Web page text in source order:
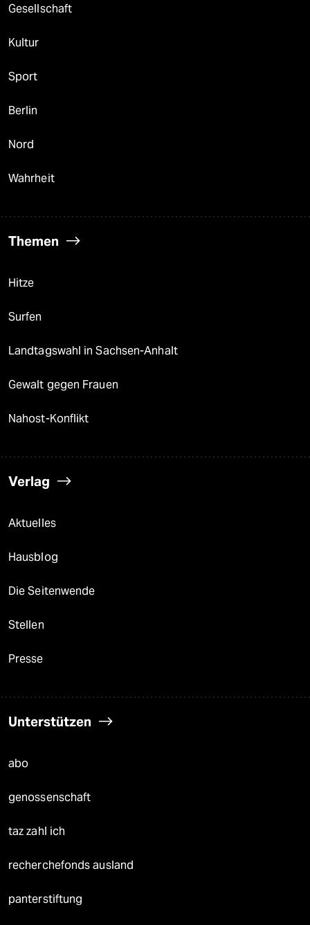
Gesellschaft
Kultur
Sport
Berlin
Nord
Wahrheit
Themen
Hitze
Surfen
Landtagswahl in Sachsen-Anhalt
Gewalt gegen Frauen
Nahost-Konflikt
Verlag
Aktuelles
Hausblog
Die Seitenwende
Stellen
Presse
Unterstützen
abo
genossenschaft
taz zahl ich
recherchefonds ausland
panterstiftung